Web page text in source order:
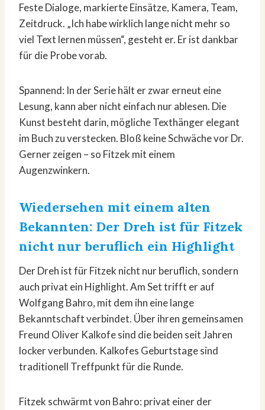
Feste Dialoge, markierte Einsätze, Kamera, Team,
Zeitdruck. „Ich habe wirklich lange nicht mehr so
viel Text lernen müssen“, gesteht er. Er ist dankbar
für die Probe vorab.
Spannend: In der Serie hält er zwar erneut eine
Lesung, kann aber nicht einfach nur ablesen. Die
Kunst besteht darin, mögliche Texthänger elegant
im Buch zu verstecken. Bloß keine Schwäche vor Dr.
Gerner zeigen – so Fitzek mit einem
Augenzwinkern.
Wiedersehen mit einem alten
Bekannten: Der Dreh ist für Fitzek
nicht nur beruflich ein Highlight
Der Dreh ist für Fitzek nicht nur beruflich, sondern
auch privat ein Highlight. Am Set trifft er auf
Wolfgang Bahro, mit dem ihn eine lange
Bekanntschaft verbindet. Über ihren gemeinsamen
Freund Oliver Kalkofe sind die beiden seit Jahren
locker verbunden. Kalkofes Geburtstage sind
traditionell Treffpunkt für die Runde.
Fitzek schwärmt von Bahro: privat einer der